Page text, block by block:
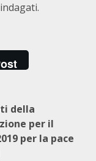
della
per il
per la pace